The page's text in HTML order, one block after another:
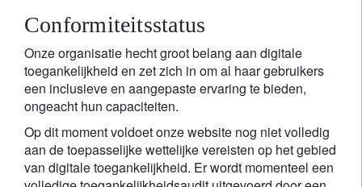
Conformiteitsstatus
Onze organisatie hecht groot belang aan digitale
toegankelijkheid en zet zich in om al haar gebruikers
een inclusieve en aangepaste ervaring te bieden,
ongeacht hun capaciteiten.
Op dit moment voldoet onze website nog niet volledig
aan de toepasselijke wettelijke vereisten op het gebied
van digitale toegankelijkheid. Er wordt momenteel een